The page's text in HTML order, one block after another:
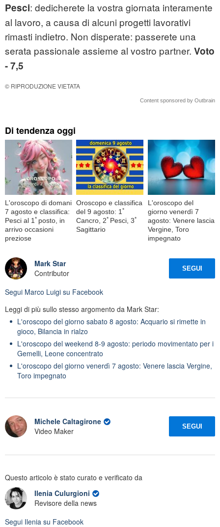
Pesci: dedicherete la vostra giornata interamente
al lavoro, a causa di alcuni progetti lavorativi
rimasti indietro. Non disperate: passerete una
serata passionale assieme al vostro partner. Voto
- 7,5
© RIPRODUZIONE VIETATA
Content sponsored by Outbrain
Di tendenza oggi
L'oroscopo di domani
7 agosto e classifica:
Pesci al 1ﾟposto, in
arrivo occasioni
preziose
Oroscopo e classifica
del 9 agosto: 1ﾟ
Cancro, 2ﾟPesci, 3ﾟ
Sagittario
L'oroscopo del
giorno venerdì 7
agosto: Venere lascia
Vergine, Toro
impegnato
Mark Star
Contributor
SEGUI
Segui Marco Luigi su Facebook
Leggi di più sullo stesso argomento da Mark Star:
L'oroscopo del giorno sabato 8 agosto: Acquario si rimette in
gioco, Bilancia in rialzo
L'oroscopo del weekend 8-9 agosto: periodo movimentato per i
Gemelli, Leone concentrato
L'oroscopo del giorno venerdì 7 agosto: Venere lascia Vergine,
Toro impegnato
Michele Caltagirone
Video Maker
SEGUI
Questo articolo è stato curato e verificato da
Ilenia Culurgioni
Revisore della news
Segui Ilenia su Facebook